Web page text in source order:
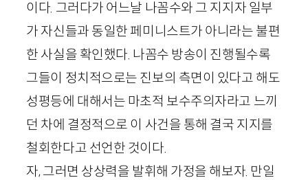
이다. 그러다가 어느날 나꼼수와 그 지지자 일부
가 자신들과 동일한 페미니스트가 아니라는 불편
한 사실을 확인했다. 나꼼수 방송이 진행될수록
그들이 정치적으로는 진보의 측면이 있다고 해도
성평등에 대해서는 마초적 보수주의자라고 느끼
던 차에 결정적으로 이 사건을 통해 결국 지지를
철회한다고 선언한 것이다.
자, 그러면 상상력을 발휘해 가정을 해보자. 만일